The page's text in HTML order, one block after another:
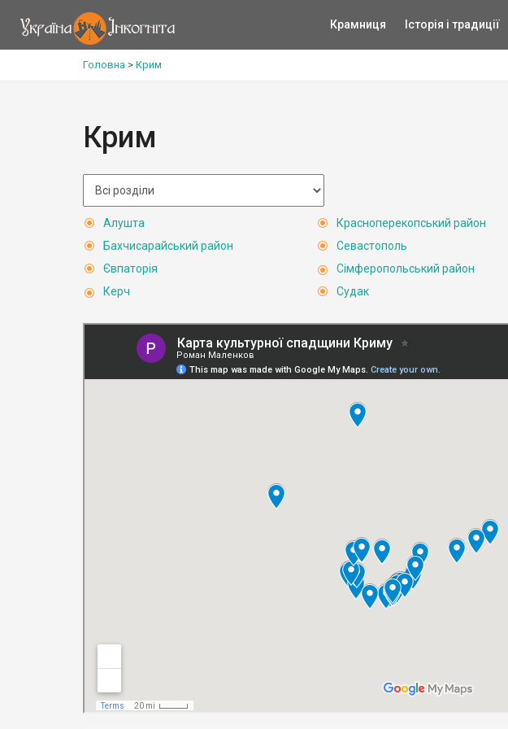
Крамниця Історія і традиції
Головна > Крим
Крим
Алушта
Бахчисарайський район
Євпаторія
Керч
Красноперекопський район
Севастополь
Сімферопольський район
Судак